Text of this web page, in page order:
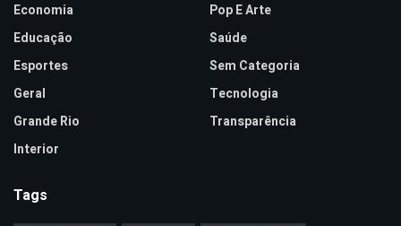
Economia
Educação
Esportes
Geral
Grande Rio
Interior
Pop E Arte
Saúde
Sem Categoria
Tecnologia
Transparência
Tags